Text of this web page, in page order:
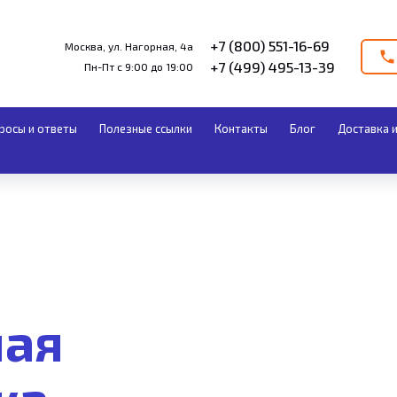
Москва, ул. Нагорная, 4а
Пн-Пт с 9:00 до 19:00
+7 (800) 551-16-69
+7 (499) 495-13-39
и ответы Полезные ссылки Контакты Блог Доставка